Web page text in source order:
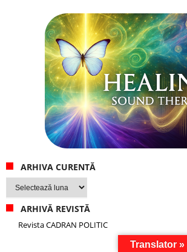
ARHIVA CURENTĂ
curentă
ARHIVĂ REVISTĂ
Revista CADRAN POLITIC
Translator »